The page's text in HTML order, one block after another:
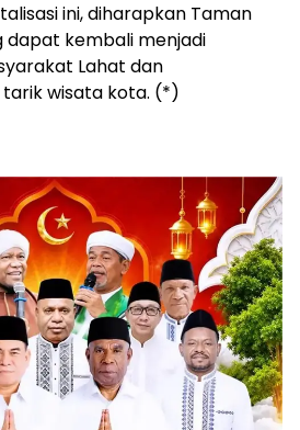
ini, diharapkan Taman
dapat kembali menjadi
Lahat dan
wisata kota. (*)